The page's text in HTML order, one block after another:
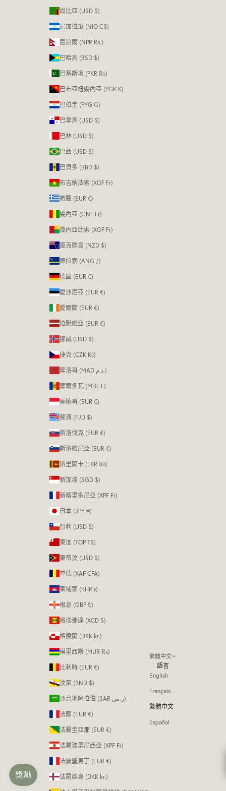
尚比亞 (USD $)
尼加拉瓜 (NIO C$)
尼泊爾 (NPR Rs.)
巴哈馬 (BSD $)
巴基斯坦 (PKR ₨)
巴布亞紐幾內亞 (PGK K)
巴拉圭 (PYG ₲)
巴拿馬 (USD $)
巴林 (USD $)
巴西 (USD $)
巴貝多 (BBD $)
布吉納法索 (XOF Fr)
希臘 (EUR €)
幾內亞 (GNF Fr)
幾內亞比索 (XOF Fr)
庫克群島 (NZD $)
庫拉索 (ANG ƒ)
德國 (EUR €)
愛沙尼亞 (EUR €)
愛爾蘭 (EUR €)
拉脫維亞 (EUR €)
挪威 (USD $)
捷克 (CZK Kč)
摩洛哥 (MAD د.م.)
摩爾多瓦 (MDL L)
摩納哥 (EUR €)
斐濟 (FJD $)
斯洛伐克 (EUR €)
斯洛維尼亞 (EUR €)
斯里蘭卡 (LKR ₨)
新加坡 (SGD $)
新喀里多尼亞 (XPF Fr)
日本 (JPY ¥)
智利 (USD $)
東加 (TOP T$)
東帝汶 (USD $)
查德 (XAF CFA)
柬埔寨 (KHR ៛)
根息 (GBP £)
格瑞那達 (XCD $)
格陵蘭 (DKK kr.)
模里西斯 (MUR ₨)
比利時 (EUR €)
汶萊 (BND $)
沙烏地阿拉伯 (SAR ر.س)
法國 (EUR €)
法屬圭亞那 (EUR €)
法屬玻里尼西亞 (XPF Fr)
法屬聖馬丁 (EUR €)
法羅群島 (DKK kr.)
繁體中文
語言
English
Français
繁體中文
Español